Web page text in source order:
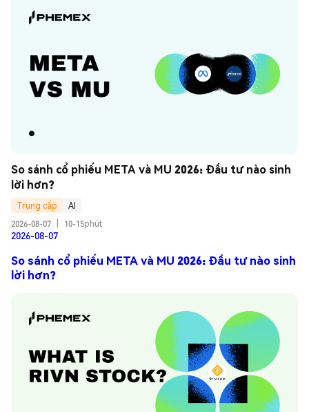
So sánh cổ phiếu META và MU 2026: Đầu tư nào sinh
lời hơn?
Trung cấp
AI
2026-08-07
10-15phút
2026-08-07
So sánh cổ phiếu META và MU 2026: Đầu tư nào sinh
lời hơn?